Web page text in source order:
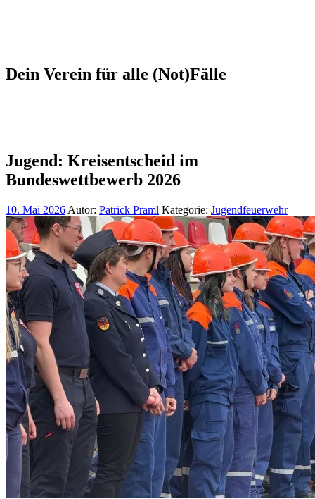
Dein Verein für alle (Not)Fälle
Jugend: Kreisentscheid im
Bundeswettbewerb 2026
10. Mai 2026 Autor: Patrick Praml Kategorie: Jugendfeuerwehr